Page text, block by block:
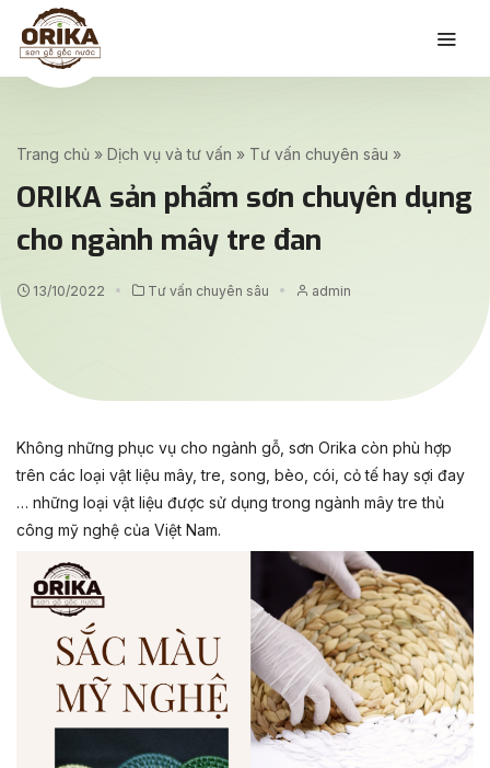
Trang chủ » Dịch vụ và tư vấn » Tư vấn chuyên sâu »
ORIKA sản phẩm sơn chuyên dụng
cho ngành mây tre đan
13/10/2022 Tư vấn chuyên sâu admin
Không những phục vụ cho ngành gỗ, sơn Orika còn phù hợp
trên các loại vật liệu mây, tre, song, bèo, cói, cỏ tế hay sợi đay
… những loại vật liệu được sử dụng trong ngành mây tre thủ
công mỹ nghệ của Việt Nam.